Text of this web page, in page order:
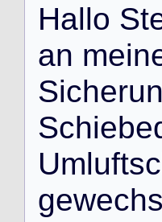
Hallo St
an mein
Sicherun
Schiebe
Umluftsc
gewechs